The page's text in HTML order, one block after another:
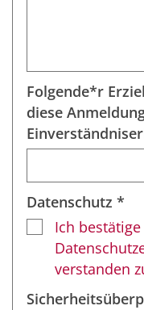
Folgende*r
diese
Datenschutz *
Ich
verstanden